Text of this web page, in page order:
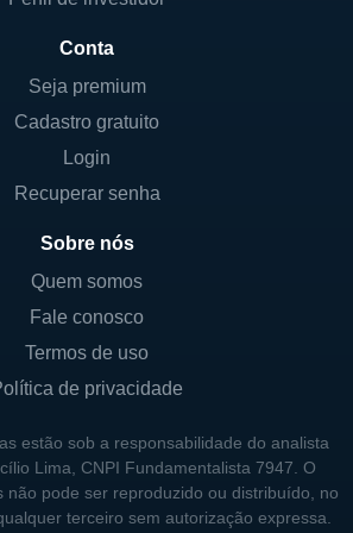
à empresa atender uma
necessidades de defesa e
liderança em inovações e o
e desenvolvimento são
da estratégia da
pública com ações
Bolsa de Valores de Nova
sob o símbolo LMT. Não
singular, sendo o seu
e individuais.
dos Estados Unidos é
clientes e, por isso, a
Conta
Seja premium
Cadastro gratuito
Login
Recuperar senha
Sobre nós
Quem somos
Fale conosco
Termos de uso
de privacidade
estão sob a responsabilidade do analista
Lima, CNPI Fundamentalista 7947. O
não pode ser reproduzido ou distribuído, no
terceiro sem autorização expressa.